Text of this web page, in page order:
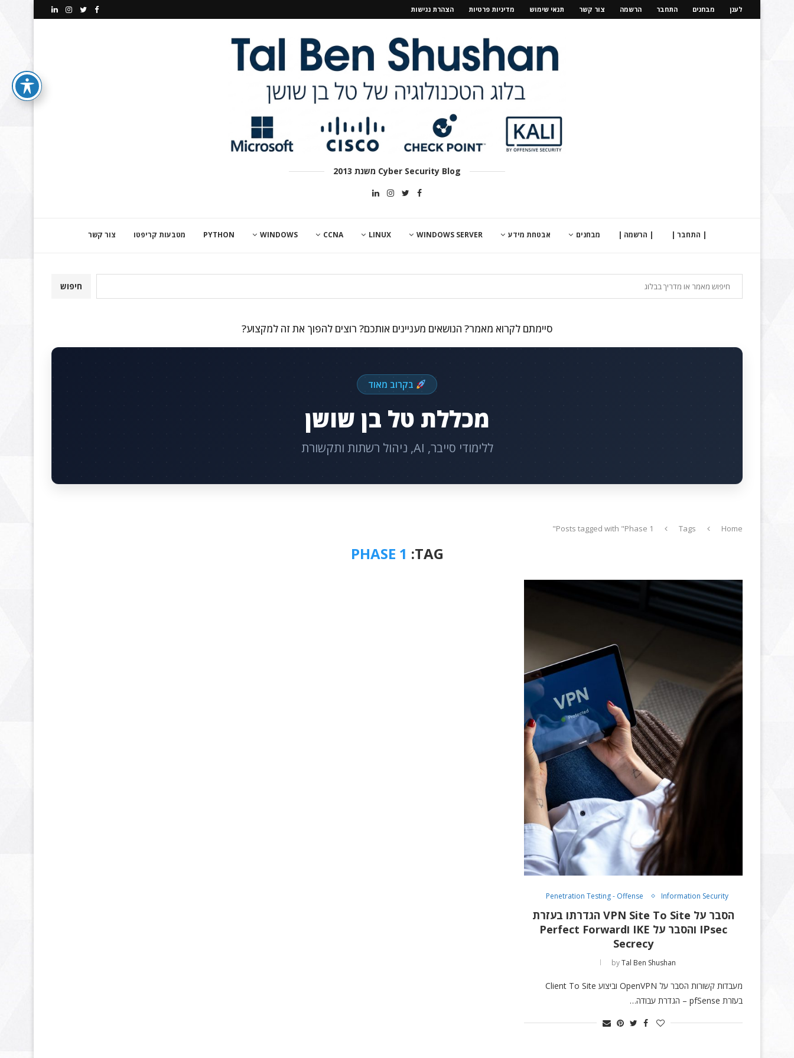
לענן מבחנים התחבר הרשמה צור קשר תנאי שימוש מדיניות פרטיות הצהרת נגישות
Cyber Security Blog משנת 2013
| התחבר | | הרשמה | מבחנים אבטחת מידע WINDOWS SERVER
LINUX
CCNA
WINDOWS
PYTHON מטבעות קריפטו צור קשר
חיפוש
סיימתם לקרוא מאמר? הנושאים מעניינים אותכם? רוצים להפוך את זה למקצוע?
בקרוב מאוד
מכללת טל בן שושן
ללימודי סייבר, AI, ניהול רשתות ותקשורת
Home
Tags
Posts tagged with "Phase 1"
TAG:
PHASE 1
Information Security
Penetration Testing - Offense
הסבר על VPN Site To Site הגדרתו בעזרת
IPsec והסבר על IKE וPerfect Forward
Secrecy
byTal Ben Shushan
מעבדות קשורות הסבר על OpenVPN וביצוע Client To Site
בעזרת pfSense – הגדרת עבודה…